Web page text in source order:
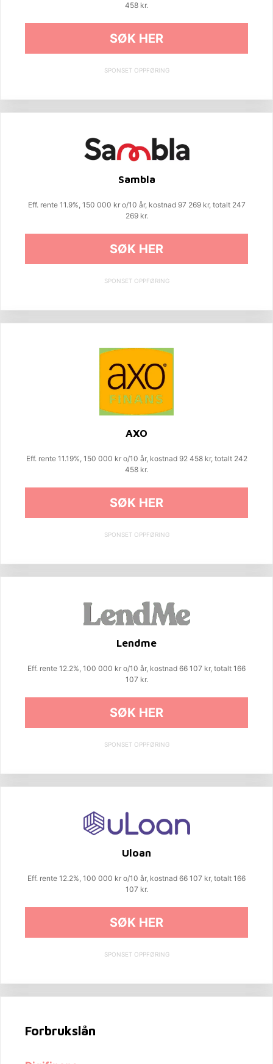
458 kr.
SØK HER
SPONSET OPPFØRING
Sambla
Eff. rente 11.9%, 150 000 kr o/10 år, kostnad 97 269 kr, totalt 247
269 kr.
SØK HER
SPONSET OPPFØRING
AXO
Eff. rente 11.19%, 150 000 kr o/10 år, kostnad 92 458 kr, totalt 242
458 kr.
SØK HER
SPONSET OPPFØRING
Lendme
Eff. rente 12.2%, 100 000 kr o/10 år, kostnad 66 107 kr, totalt 166
107 kr.
SØK HER
SPONSET OPPFØRING
Uloan
Eff. rente 12.2%, 100 000 kr o/10 år, kostnad 66 107 kr, totalt 166
107 kr.
SØK HER
SPONSET OPPFØRING
Forbrukslån